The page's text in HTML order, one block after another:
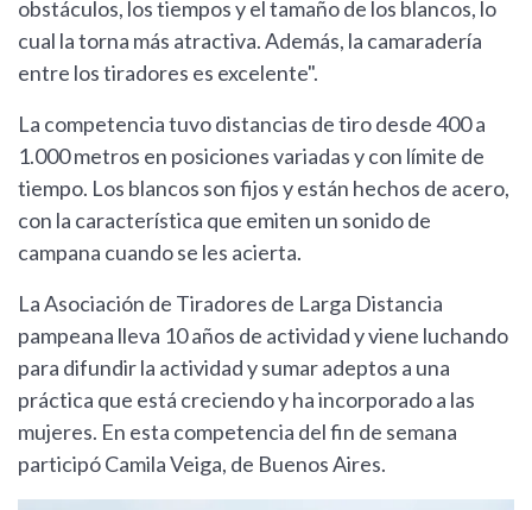
obstáculos, los tiempos y el tamaño de los blancos, lo
cual la torna más atractiva. Además, la camaradería
entre los tiradores es excelente".
La competencia tuvo distancias de tiro desde 400 a
1.000 metros en posiciones variadas y con límite de
tiempo. Los blancos son fijos y están hechos de acero,
con la característica que emiten un sonido de
campana cuando se les acierta.
La Asociación de Tiradores de Larga Distancia
pampeana lleva 10 años de actividad y viene luchando
para difundir la actividad y sumar adeptos a una
práctica que está creciendo y ha incorporado a las
mujeres. En esta competencia del fin de semana
participó Camila Veiga, de Buenos Aires.